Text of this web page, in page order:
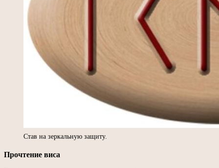
Став на зеркальную защиту.
Прочтение виса